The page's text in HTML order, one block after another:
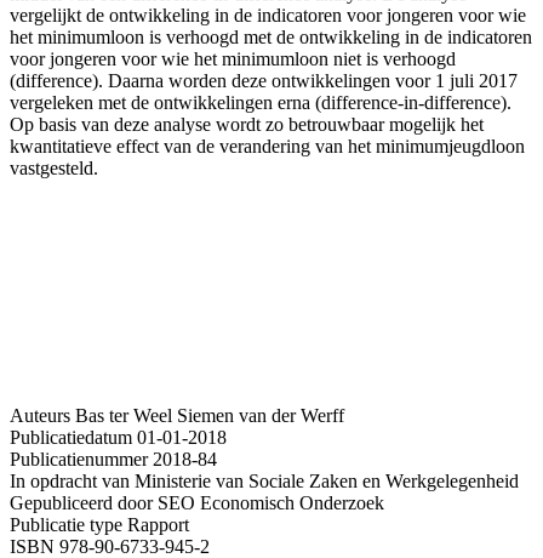
vergelijkt de ontwikkeling in de indicatoren voor jongeren voor wie
het minimumloon is verhoogd met de ontwikkeling in de indicatoren
voor jongeren voor wie het minimumloon niet is verhoogd
(difference). Daarna worden deze ontwikkelingen voor 1 juli 2017
vergeleken met de ontwikkelingen erna (difference-in-difference).
Op basis van deze analyse wordt zo betrouwbaar mogelijk het
kwantitatieve effect van de verandering van het minimumjeugdloon
vastgesteld.
Auteurs Bas ter Weel Siemen van der Werff
Publicatiedatum 01-01-2018
Publicatienummer2018-84
In opdracht van Ministerie van Sociale Zaken en Werkgelegenheid
Gepubliceerd doorSEO Economisch Onderzoek
Publicatie type Rapport
ISBN 978-90-6733-945-2